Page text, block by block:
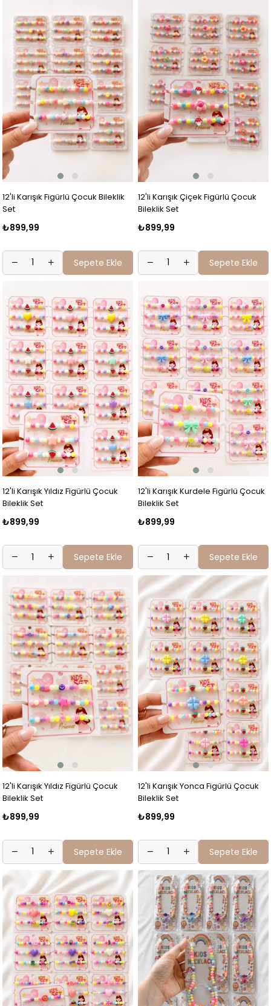
12'li Karışık Figürlü Çocuk Bileklik
Set
₺899,99
Sepete Ekle
12'li Karışık Çiçek Figürlü Çocuk
Bileklik Set
₺899,99
Sepete Ekle
12'li Karışık Yıldız Figürlü Çocuk
Bileklik Set
₺899,99
Sepete Ekle
12'li Karışık Kurdele Figürlü Çocuk
Bileklik Set
₺899,99
Sepete Ekle
12'li Karışık Yıldız Figürlü Çocuk
Bileklik Set
₺899,99
Sepete Ekle
12'li Karışık Yonca Figürlü Çocuk
Bileklik Set
₺899,99
Sepete Ekle